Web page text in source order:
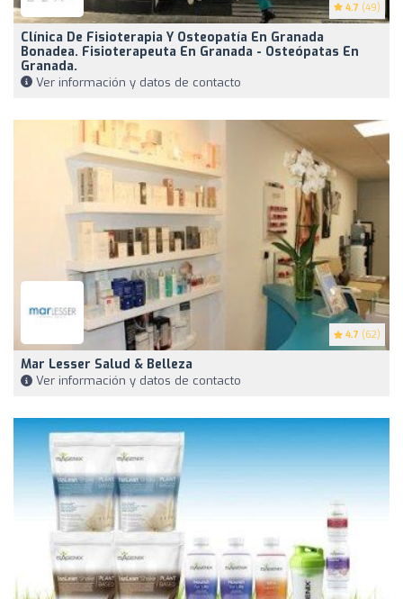
4.7 (49)
Clínica De Fisioterapia Y Osteopatía En Granada ️
Bonadea. Fisioterapeuta En Granada - Osteópatas En
Granada.
Ver información y datos de contacto
4.7 (62)
Mar Lesser Salud & Belleza
Ver información y datos de contacto